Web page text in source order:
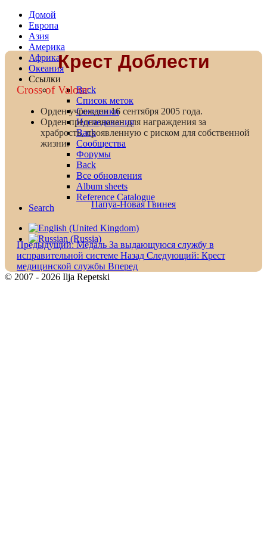
Домой
Европа
Азия
Америка
Африка
Океания
Ссылки
Back
Список меток
Союзники
Исследования
Back
Сообщества
Форумы
Back
Все обновления
Album sheets
Reference Catalogue
Search
Крест Доблести
Cross of Valour
Орден учрежден 16 сентября 2005 года.
Орден предназначен для награждения за
храбрость, проявленную с риском для собственной
жизни.
Папуа-Новая Гвинея
Предыдущий: Медаль За выдающуюся службу в
исправительной системе Назад Следующий: Крест
медицинской службы Вперед
© 2007 - 2026 Ilja Repetski